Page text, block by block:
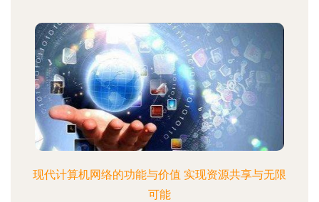
现代计算机网络的功能与价值 实现资源共享与无限
可能